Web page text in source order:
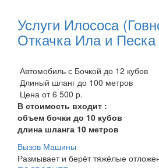
Услуги Илососа
Откачка Ила и Песка
Автомобиль с Бочкой до 12 кубов
Длиный шланг до 100 метров
Цена от 6 500 р.
В стоимость входит :
объем бочки до 10 кубов
длина шланга 10 метров
Вызов Машины
Размывает и берёт тяжёлые